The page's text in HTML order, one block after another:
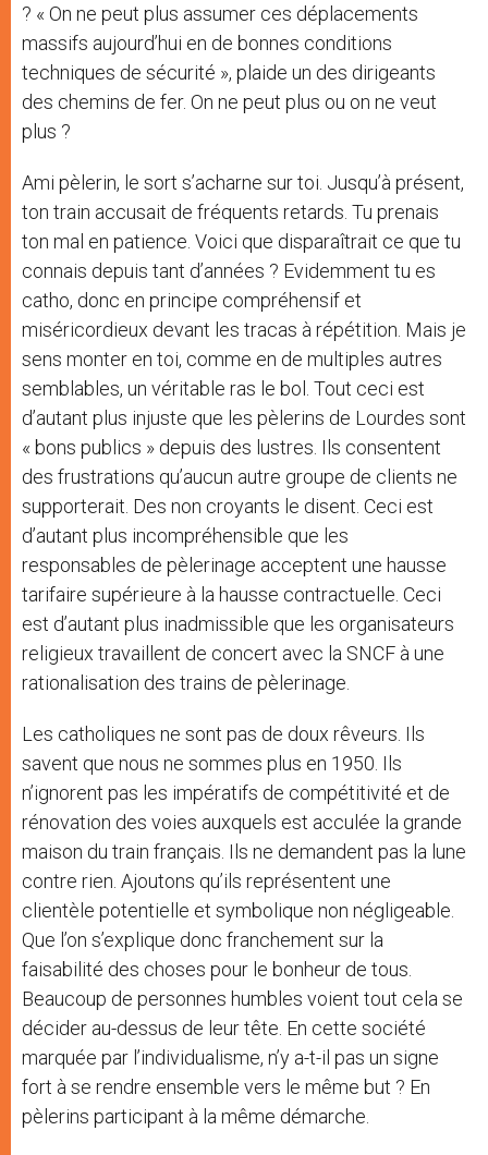
? « On ne peut plus assumer ces déplacements
massifs aujourd’hui en de bonnes conditions
techniques de sécurité », plaide un des dirigeants
des chemins de fer. On ne peut plus ou on ne veut
plus ?
Ami pèlerin, le sort s’acharne sur toi. Jusqu’à présent,
ton train accusait de fréquents retards. Tu prenais
ton mal en patience. Voici que disparaîtrait ce que tu
connais depuis tant d’années ? Evidemment tu es
catho, donc en principe compréhensif et
miséricordieux devant les tracas à répétition. Mais je
sens monter en toi, comme en de multiples autres
semblables, un véritable ras le bol. Tout ceci est
d’autant plus injuste que les pèlerins de Lourdes sont
« bons publics » depuis des lustres. Ils consentent
des frustrations qu’aucun autre groupe de clients ne
supporterait. Des non croyants le disent. Ceci est
d’autant plus incompréhensible que les
responsables de pèlerinage acceptent une hausse
tarifaire supérieure à la hausse contractuelle. Ceci
est d’autant plus inadmissible que les organisateurs
religieux travaillent de concert avec la SNCF à une
rationalisation des trains de pèlerinage.
Les catholiques ne sont pas de doux rêveurs. Ils
savent que nous ne sommes plus en 1950. Ils
n’ignorent pas les impératifs de compétitivité et de
rénovation des voies auxquels est acculée la grande
maison du train français. Ils ne demandent pas la lune
contre rien. Ajoutons qu’ils représentent une
clientèle potentielle et symbolique non négligeable.
Que l’on s’explique donc franchement sur la
faisabilité des choses pour le bonheur de tous.
Beaucoup de personnes humbles voient tout cela se
décider au-dessus de leur tête. En cette société
marquée par l’individualisme, n’y a-t-il pas un signe
fort à se rendre ensemble vers le même but ? En
pèlerins participant à la même démarche.